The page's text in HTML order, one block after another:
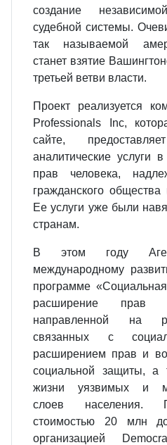
создание
судебной системы.
так называемой
станет взятие
третьей ветви власти.
Проект реализуется
Professionals Inc,
сайте,
аналитические услуги
прав человека,
гражданского
Ее услуги уже были
странам.
В этом году
международному
программе
расширение прав
направленной на
связанных с
расширением прав и
социальной защиты, а
жизни уязвимых и
слоев населения.
стоимостью 20 млн
организацией